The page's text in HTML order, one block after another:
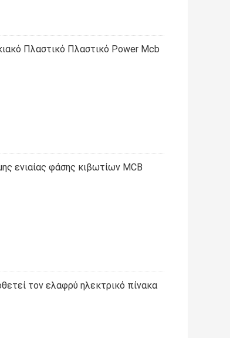
Πλαστικό Πλαστικό Power Mcb
ενιαίας φάσης κιβωτίων MCB
τον ελαφρύ ηλεκτρικό πίνακα